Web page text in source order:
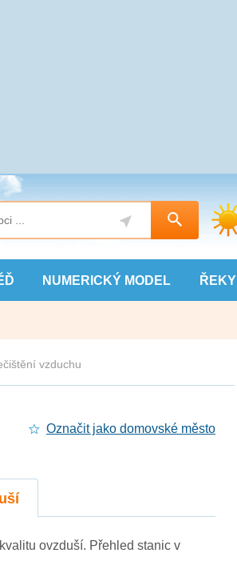
NUMERICKÝ MODEL ŘEKY
vzduchu
Označit jako domovské město
ovzduší. Přehled stanic v
4